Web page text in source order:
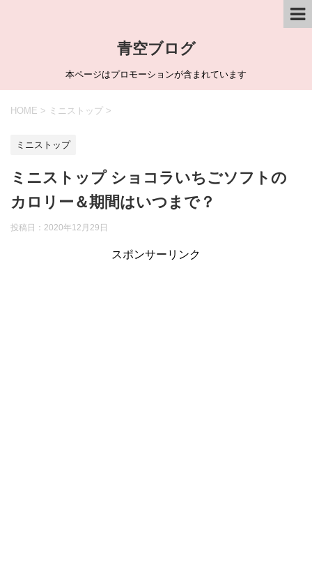
青空ブログ
本ページはプロモーションが含まれています
HOME > ミニストップ >
ミニストップ
ミニストップ ショコラいちごソフトの
カロリー＆期間はいつまで？
投稿日： 2020年12月29日
スポンサーリンク